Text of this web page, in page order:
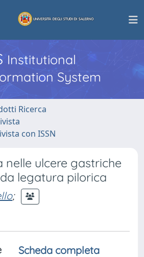
Institutional
System
Ricerca
con ISSN
nelle ulcere gastriche
legatura pilorica
;
Scheda completa